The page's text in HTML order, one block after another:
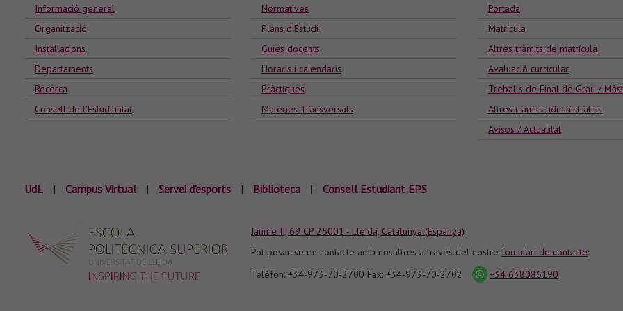
Informació general
Organització
Installacions
Departaments
Recerca
Consell de l'Estudiantat
Normatives
Plans d'Estudi
Guies docents
Horaris i calendaris
Pràctiques
Matèries Transversals
Portada
Matrícula
Altres tràmits de matrícula
Avaluació curricular
Treballs de Final de Grau /
Altres tràmits administratius
Avisos / Actualitat
UdL | Campus Virtual | Servei d'esports | Biblioteca | Consell Estudiant EPS
Jaume II, 69 CP 25001 - Lleida, Catalunya (Espanya)
Pot posar-se en contacte amb nosaltres a través del nostre fomulari de contacte:
Telèfon: +34-973-70-2700 Fax: +34-973-70-2702
icona
whatsapp
+34 638086190